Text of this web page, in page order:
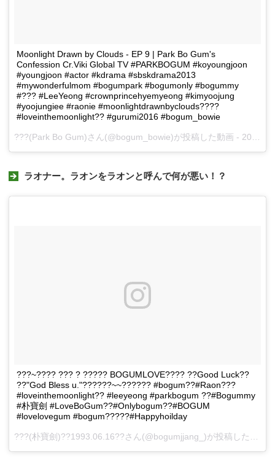
Moonlight Drawn by Clouds - EP 9 | Park Bo Gum's
Confession Cr.Viki Global TV #PARKBOGUM #koyoungjoon
#youngjoon #actor #kdrama #sbskdrama2013
#mywonderfulmom #bogumpark #bogumonly #bogummy
#??? #LeeYeong #crownprincehyemyeong #kimyoojung
#yoojungiee #raonie #moonlightdrawnbyclouds????
#loveinthemoonlight?? #gurumi2016 #bogum_bowie
???(Park Bo Gum)さん(@bogum_bowie)が投稿した動画 - 2017 1月 25 3:18午前 PST
ラオナー。ラオンをラオンと呼んで何が悪い！？
???~???? ??? ? ????? BOGUMLOVE???? ??Good Luck??
??"God Bless u."??????~~?????? #bogum??#Raon???
#loveinthemoonlight?? #leeyeong #parkbogum ??#Bogummy
#朴寶劍 #LoveBoGum??#Onlybogum??#BOGUM
#lovelovegum #bogum?????#Happyhoilday